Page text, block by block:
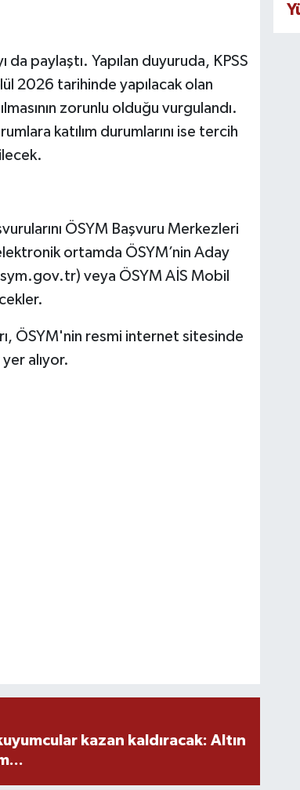
paylaştı. Yapılan duyuruda, KPSS
2026 tarihinde yapılacak olan
zorunlu olduğu vurgulandı.
katılım durumlarını ise tercih
ÖSYM Başvuru Merkezleri
ortamda ÖSYM’nin Aday
veya ÖSYM AİS Mobil
ÖSYM'nin resmi internet sitesinde
alıyor.
kazan kaldıracak: Altın